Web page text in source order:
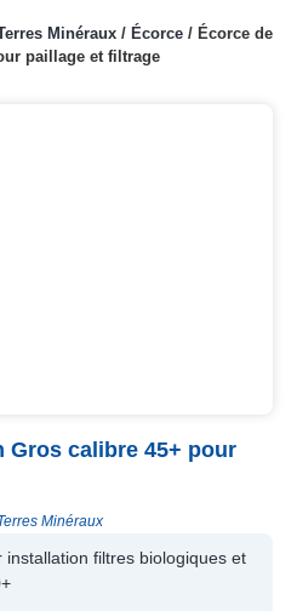
Minéraux / Écorce / Écorce de
paillage et filtrage
Gros calibre 45+ pour
Minéraux
installation filtres biologiques et